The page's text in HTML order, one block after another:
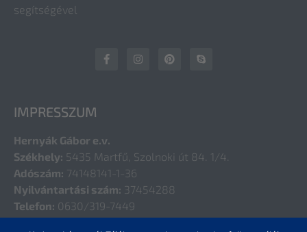
segítségével
IMPRESSZUM
Hernyák Gábor e.v.
Székhely: 5435 Martfű, Szolnoki út 84. 1/4.
Adószám: 74148141-1-36
Nyilvántartási szám: 37454288
Telefon: 0630/319-7449
E-mail:hernyak@gmail.com